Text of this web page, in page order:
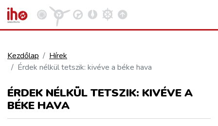
VASÚT
KÖZÚT
Kosár megtekintése
Kezdőlap
Hírek
Érdek nélkül tetszik: kivéve a béke hava
ÉRDEK NÉLKÜL TETSZIK: KIVÉVE A
BÉKE HAVA